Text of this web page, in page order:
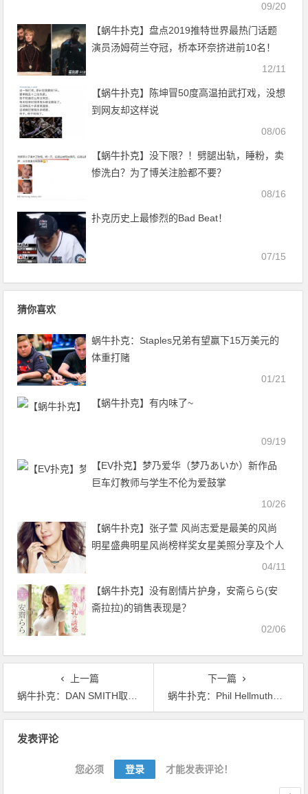
09/20
【蜗牛扑克】盘点2019推特世界最热门话题
演员汤姆荷兰夺冠，桥本环奈挤进前10名！
12/11
【蜗牛扑克】陈坤冒50度高温拍武打戏，没想
到网友却这样说
08/06
【蜗牛扑克】没下限？！劈腿出轨，睡粉，卖
惨洗白？为了博关注脸都不要？
08/16
扑克历史上最惨烈的Bad Beat！
07/15
猜你喜欢
蜗牛扑克：Staples兄弟有望赢下15万美元的
体重打赌
01/21
【蜗牛扑克】有内味了~
09/19
【EV扑克】梦乃爱华（梦乃あいか）新作品
巨车灯教师与学生不伦为爱鼓掌
10/26
【蜗牛扑克】张子萱 风尚志爱是最美的风尚
明星盛典明星风尚榜样奖女星美照分享及个人
04/11
【蜗牛扑克】没有剧情片护身，安斋らら(安
斋拉拉)的销售表现是？
02/06
上一篇
蜗牛扑克：DAN SMITH取得WPT五钻经典扑克赛超高额豪客赛的冠军
下一篇
蜗牛扑克：Phil Hellmuth输掉所有之后再现经典式怒吼
发表评论
您必须 登录 才能发表评论！